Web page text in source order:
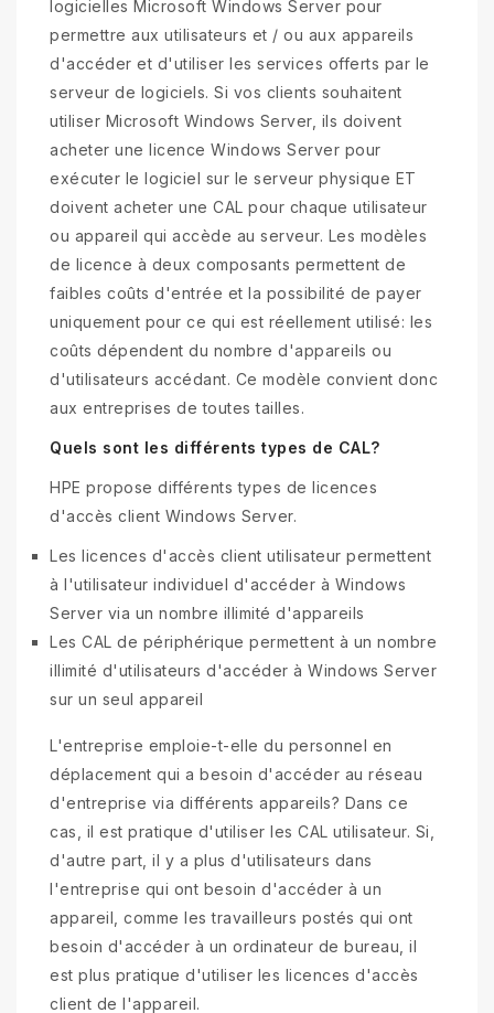
logicielles Microsoft Windows Server pour
permettre aux utilisateurs et / ou aux appareils
d'accéder et d'utiliser les services offerts par le
serveur de logiciels. Si vos clients souhaitent
utiliser Microsoft Windows Server, ils doivent
acheter une licence Windows Server pour
exécuter le logiciel sur le serveur physique ET
doivent acheter une CAL pour chaque utilisateur
ou appareil qui accède au serveur. Les modèles
de licence à deux composants permettent de
faibles coûts d'entrée et la possibilité de payer
uniquement pour ce qui est réellement utilisé: les
coûts dépendent du nombre d'appareils ou
d'utilisateurs accédant. Ce modèle convient donc
aux entreprises de toutes tailles.
Quels sont les différents types de CAL?
HPE propose différents types de licences
d'accès client Windows Server.
Les licences d'accès client utilisateur permettent
à l'utilisateur individuel d'accéder à Windows
Server via un nombre illimité d'appareils
Les CAL de périphérique permettent à un nombre
illimité d'utilisateurs d'accéder à Windows Server
sur un seul appareil
L'entreprise emploie-t-elle du personnel en
déplacement qui a besoin d'accéder au réseau
d'entreprise via différents appareils? Dans ce
cas, il est pratique d'utiliser les CAL utilisateur. Si,
d'autre part, il y a plus d'utilisateurs dans
l'entreprise qui ont besoin d'accéder à un
appareil, comme les travailleurs postés qui ont
besoin d'accéder à un ordinateur de bureau, il
est plus pratique d'utiliser les licences d'accès
client de l'appareil.